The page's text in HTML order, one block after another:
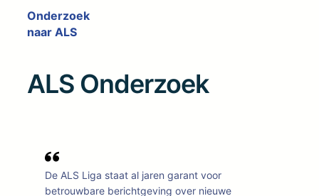
Onderzoek
naar ALS
ALS Onderzoek
De ALS Liga staat al jaren garant voor
betrouwbare berichtgeving over nieuwe